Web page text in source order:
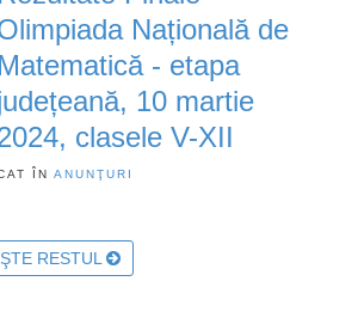
Națională de
Matematică - etapa
10 martie
clasele V-XII
ÎN ANUNŢURI
RESTUL